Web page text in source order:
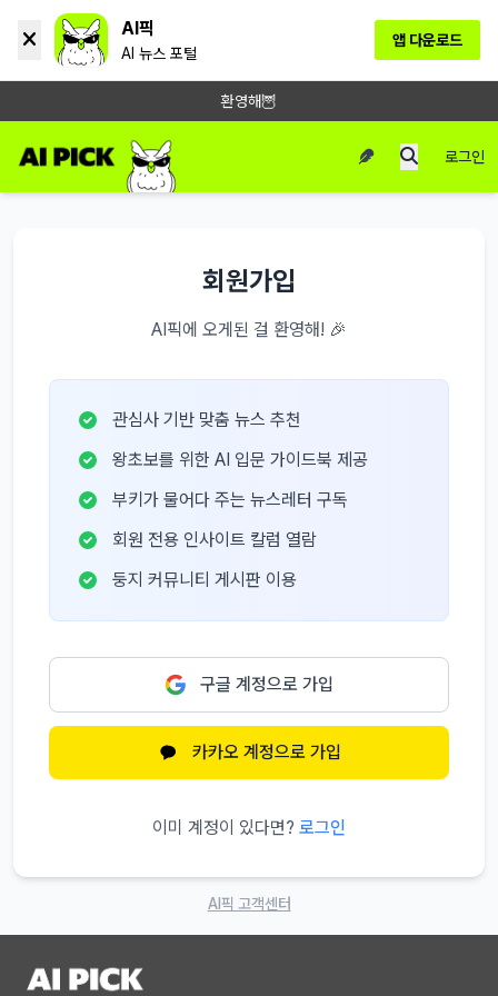
AI픽
AI 뉴스 포털
앱 다운로드
환영해🦉
로그인
회원가입
AI픽에 오게된 걸 환영해! 🎉
관심사 기반 맞춤 뉴스 추천
왕초보를 위한 AI 입문 가이드북 제공
부키가 물어다 주는 뉴스레터 구독
회원 전용 인사이트 칼럼 열람
둥지 커뮤니티 게시판 이용
구글 계정으로 가입
카카오 계정으로 가입
이미 계정이 있다면? 로그인
AI픽 고객센터